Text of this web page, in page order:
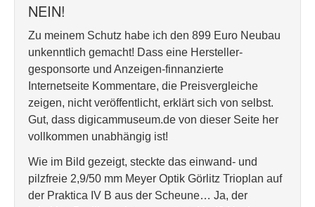
NEIN!
Zu meinem Schutz habe ich den 899 Euro Neubau
unkenntlich gemacht! Dass eine Hersteller-
gesponsorte und Anzeigen-finnanzierte
Internetseite Kommentare, die Preisvergleiche
zeigen, nicht veröffentlicht, erklärt sich von selbst.
Gut, dass digicammuseum.de von dieser Seite her
vollkommen unabhängig ist!
Wie im Bild gezeigt, steckte das einwand- und
pilzfreie 2,9/50 mm Meyer Optik Görlitz Trioplan auf
der Praktica IV B aus der Scheune… Ja, der